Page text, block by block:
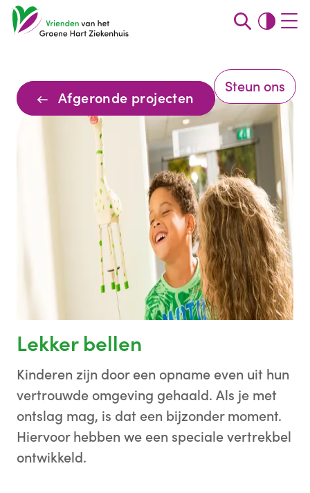
Steun ons
Afgeronde projecten
Lekker bellen
Kinderen zijn door een opname even uit hun
vertrouwde omgeving gehaald. Als je met
ontslag mag, is dat een bijzonder moment.
Hiervoor hebben we een speciale vertrekbel
ontwikkeld.